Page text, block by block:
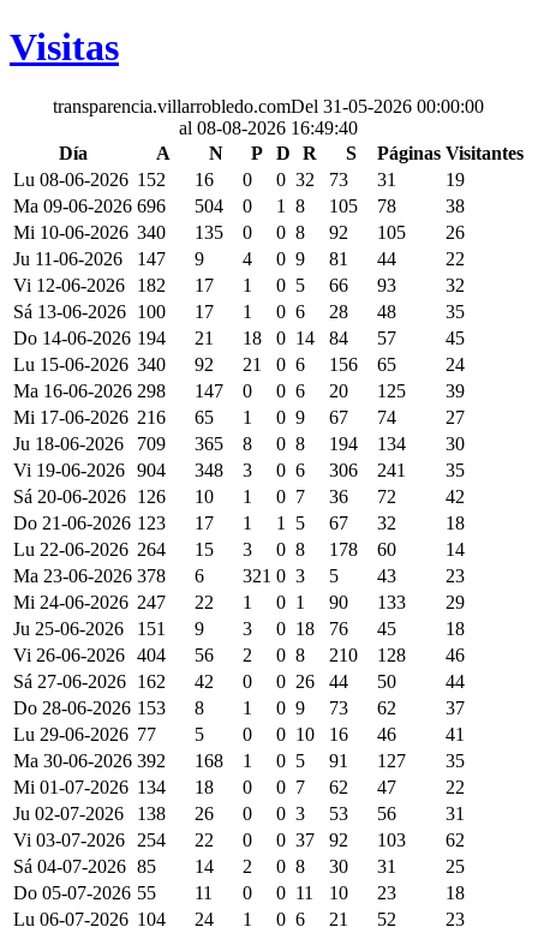
Visitas
transparencia.villarrobledo.comDel 31-05-2026 00:00:00
al 08-08-2026 16:49:40
Día
A N P D R S Páginas Visitantes
Lu 08-06-2026 152 16 0 0 32 73 31
19
Ma 09-06-2026 696 504 0 1 8 105 78
38
Mi 10-06-2026 340 135 0 0 8 92 105
26
Ju 11-06-2026
147 9 4 0 9 81 44
22
Vi 12-06-2026
182 17 1 0 5 66 93
32
Sá 13-06-2026 100 17 1 0 6 28 48
35
Do 14-06-2026 194 21 18 0 14 84 57
45
Lu 15-06-2026 340 92 21 0 6 156 65
24
Ma 16-06-2026 298 147 0 0 6 20 125
39
Mi 17-06-2026 216 65 1 0 9 67 74
27
Ju 18-06-2026
709 365 8 0 8 194 134
30
Vi 19-06-2026 904 348 3 0 6 306 241
35
Sá 20-06-2026 126 10 1 0 7 36 72
42
Do 21-06-2026 123 17 1 1 5 67 32
18
Lu 22-06-2026 264 15 3 0 8 178 60
14
Ma 23-06-2026 378 6 321 0 3 5 43
23
Mi 24-06-2026 247 22 1 0 1 90 133
29
Ju 25-06-2026
151 9 3 0 18 76 45
18
Vi 26-06-2026 404 56 2 0 8 210 128
46
Sá 27-06-2026 162 42 0 0 26 44 50
44
Do 28-06-2026 153 8 1 0 9 73 62
37
Lu 29-06-2026 77 5 0 0 10 16 46
41
Ma 30-06-2026 392 168 1 0 5 91 127
35
Mi 01-07-2026 134 18 0 0 7 62 47
22
Ju 02-07-2026
138 26 0 0 3 53 56
31
Vi 03-07-2026
254 22 0 0 37 92 103
62
Sá 04-07-2026 85 14 2 0 8 30 31
25
Do 05-07-2026 55 11 0 0 11 10 23
18
Lu 06-07-2026 104 24 1 0 6 21 52
23